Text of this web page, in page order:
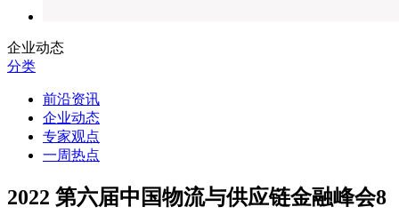
企业动态
分类
前沿资讯
企业动态
专家观点
一周热点
2022 第六届中国物流与供应链金融峰会8